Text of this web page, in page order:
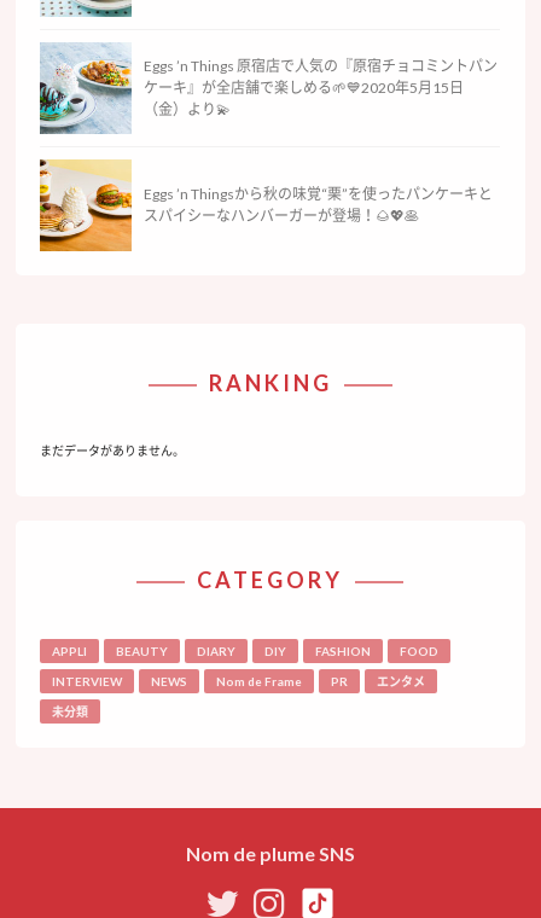
Eggs ’n Things 原宿店で人気の『原宿チョコミントパン
ケーキ』が全店舗で楽しめる🌱💙2020年5月15日
（金）より💫
Eggs ’n Thingsから秋の味覚“栗”を使ったパンケーキと
スパイシーなハンバーガーが登場！🌰💖🥞
RANKING
まだデータがありません。
CATEGORY
APPLI BEAUTY DIARY DIY FASHION FOOD
INTERVIEW NEWS Nom de Frame PR エンタメ
未分類
Nom de plume SNS